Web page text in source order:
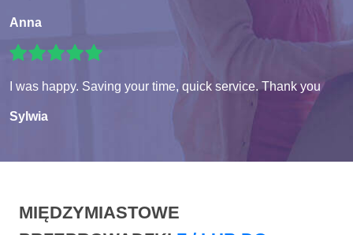
Anna
I was happy. Saving your time, quick service. Thank you
Sylwia
MIĘDZYMIASTOWE